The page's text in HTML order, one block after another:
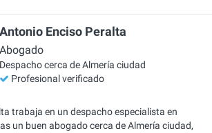
Antonio Enciso Peralta
Abogado
Despacho cerca de Almería ciudad
Profesional verificado
trabaja en un despacho especialista en
un buen abogado cerca de Almería ciudad,